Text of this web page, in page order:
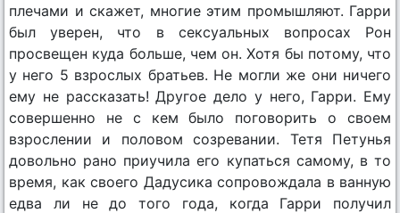
плечами и скажет, многие этим промышляют. Гарри
был уверен, что в сексуальных вопросах Рон
просвещен куда больше, чем он. Хотя бы потому, что
у него 5 взрослых братьев. Не могли же они ничего
ему не рассказать! Другое дело у него, Гарри. Ему
совершенно не с кем было поговорить о своем
взрослении и половом созревании. Тетя Петунья
довольно рано приучила его купаться самому, в то
время, как своего Дадусика сопровождала в ванную
едва ли не до того года, когда Гарри получил